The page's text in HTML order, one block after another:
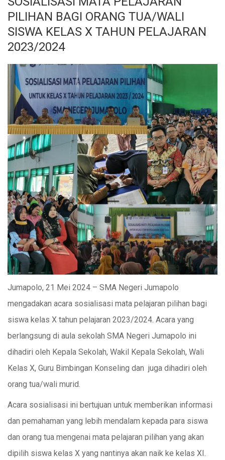
PILIHAN BAGI ORANG TUA/WALI
SISWA KELAS X TAHUN PELAJARAN
2023/2024
Jumapolo, 21 Mei 2024 – SMA Negeri Jumapolo
mengadakan acara sosialisasi mata pelajaran pilihan bagi
siswa kelas X tahun pelajaran 2023/2024. Acara yang
berlangsung di aula sekolah SMA Negeri Jumapolo ini
dihadiri oleh Kepala Sekolah, Wakil Kepala Sekolah, Wali
Kelas X, Guru Bimbingan Konseling dan juga dihadiri oleh
orang tua/wali murid.
Acara sosialisasi ini bertujuan untuk memberikan informasi
dan pemahaman yang lebih mendalam kepada para siswa
dan orang tua mengenai mata pelajaran pilihan yang akan
dipilih siswa kelas X yang nantinya akan naik ke kelas XI.